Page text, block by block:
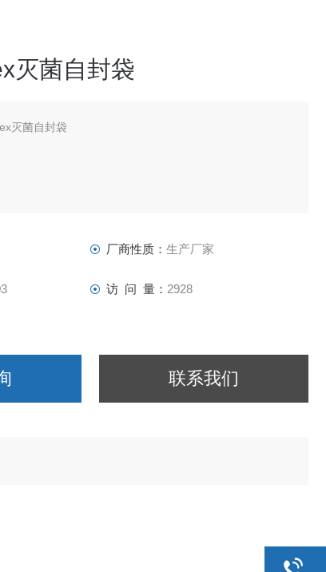
灭菌自封袋
灭菌自封袋
厂商性质： 生产厂家
访 问 量： 2928
联系我们